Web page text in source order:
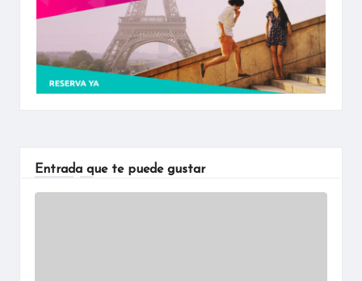
Entrada que te puede gustar